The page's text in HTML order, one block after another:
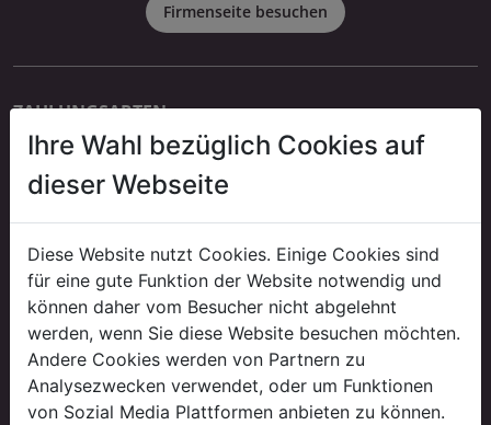
Firmenseite besuchen
ZAHLUNGSARTEN
Bankeinzug
LIEFERUNG
*Gratis Lieferung!
Versandkostenfrei innerhalb Deutschlands ab 500 € Auftragswert
(ausgenommen evtl. anfallende Speditions-/ Sperrgutkosten).
Liefer- und Versandkosten
Ihre Wahl bezüglich Cookies auf
dieser Webseite
Diese Website nutzt Cookies. Einige Cookies sind
für eine gute Funktion der Website notwendig und
können daher vom Besucher nicht abgelehnt
werden, wenn Sie diese Website besuchen möchten.
Andere Cookies werden von Partnern zu
Analysezwecken verwendet, oder um Funktionen
von Sozial Media Plattformen anbieten zu können.